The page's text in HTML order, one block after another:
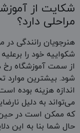
شکایت از
مراحلی دارد؟
هنرجویان رانندگی در
شکواییه خود را
از سمت آموزشگاه رخ
شود. بیشترین موارد
اندازه هزینه بوده
می‌تواند به دلیل
که ممکن است در حین
حال شما بنا به این